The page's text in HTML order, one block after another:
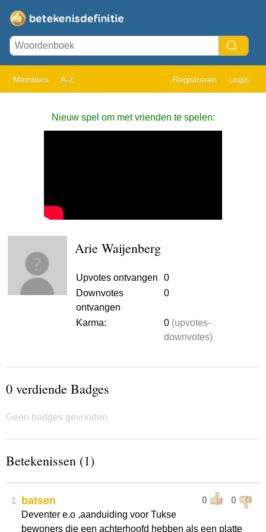
Members A-Z Registreren Login
Nieuw spel om met vrienden te spelen:
Arie Waijenberg
Upvotes ontvangen
0
Downvotes
ontvangen
0
Karma: 0 (upvotes-
downvotes)
0 verdiende Badges
Geen badges gevonden.
Betekenissen (1)
1 0 0
batsen
Deventer e.o ,aanduiding voor Tukse
bewoners die een achterhoofd hebben als een platte